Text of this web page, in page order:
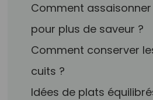
Comment
pour plus de saveur ?
Comment conserver
cuits ?
Idées de plats